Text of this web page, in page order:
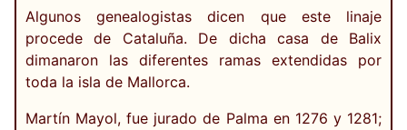
Algunos genealogistas dicen que este linaje
procede de Cataluña. De dicha casa de Balix
dimanaron las diferentes ramas extendidas por
toda la isla de Mallorca.
Martín Mayol, fue jurado de Palma en 1276 y 1281;